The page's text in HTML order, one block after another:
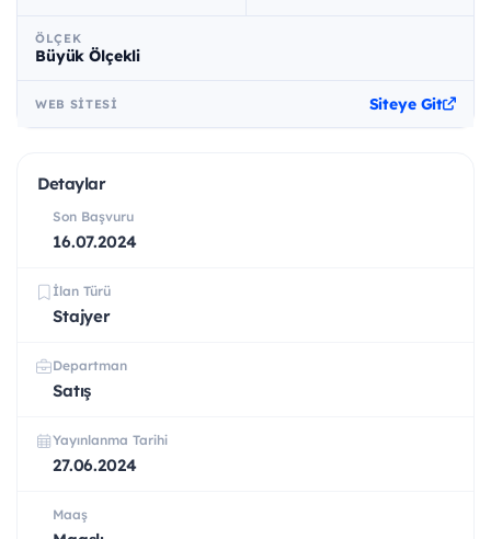
ÖLÇEK
Büyük Ölçekli
WEB SITESI Siteye Git
Detaylar
Son Başvuru
16.07.2024
İlan Türü
Stajyer
Departman
Satış
Yayınlanma Tarihi
27.06.2024
Maaş